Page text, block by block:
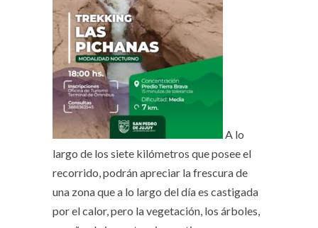
A lo
largo de los siete kilómetros que posee el
recorrido, podrán apreciar la frescura de
una zona que a lo largo del día es castigada
por el calor, pero la vegetación, los árboles,